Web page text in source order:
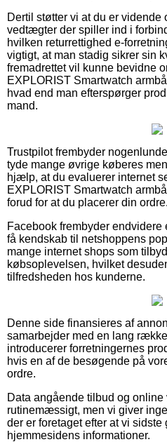
Dertil støtter vi at du er
vedtægter der spiller ind i
hvilken returrettighed e-
vigtigt, at man stadig sikrer sin
fremadrettet vil kunne bevidne
EXPLORIST Smartwatch
hvad end man efterspørger
mand.
Trustpilot frembyder
tyde mange øvrige køberes
hjælp, at du evaluerer internet
EXPLORIST Smartwatch
forud for at du placerer din ordre.
Facebook frembyder
få kendskab til netshoppens
mange internet shops som
købsoplevelsen, hvilket
tilfredsheden hos kunderne.
Denne side finansieres af
samarbejder med en lang
introducerer forretningernes
hvis en af de besøgende på
ordre.
Data angående tilbud og
rutinemæssigt, men vi giver
der er foretaget efter at vi sidste
hjemmesidens informationer.